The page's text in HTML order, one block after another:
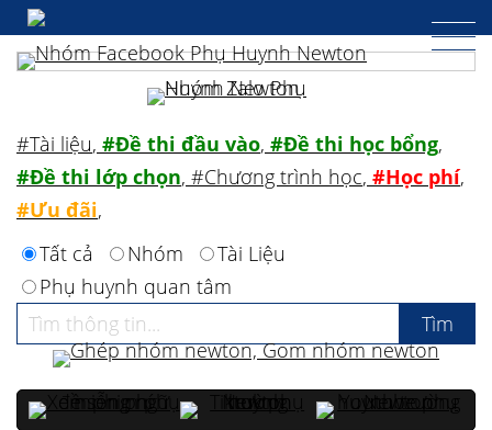
#Tài liệu, #Đề thi đầu vào, #Đề thi học bổng,
#Đề thi lớp chọn, #Chương trình học, #Học phí,
#Ưu đãi,
Tất cả
Nhóm
Tài Liệu
Phụ huynh quan tâm